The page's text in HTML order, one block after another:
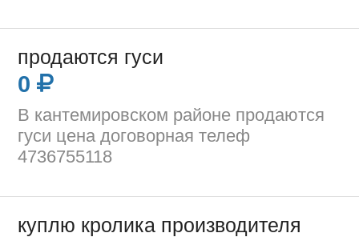
продаются гуси
0
В кантемировском районе продаются
гуси цена договорная телеф
4736755118
куплю кролика производителя